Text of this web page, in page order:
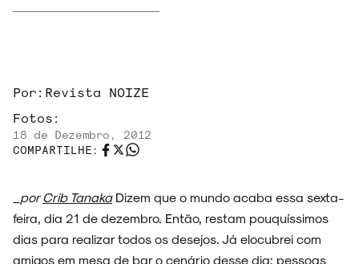
ENTREVISTAS
Por: Revista NOIZE
Fotos:
18 de Dezembro, 2012
COMPARTILHE:
_porCrib TanakaDizem que o mundo acaba essa sexta-
feira, dia 21 de dezembro. Então, restam pouquíssimos
dias para realizar todos os desejos. Já elocubrei com
amigos em mesa de bar o cenário desse dia: pessoas